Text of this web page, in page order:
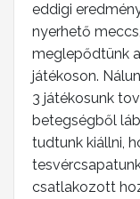
eddigi
nyerhető
meglepődtünk
játékoson.
3 játékosunk
betegségből
tudtunk kiállni,
csatlakozott